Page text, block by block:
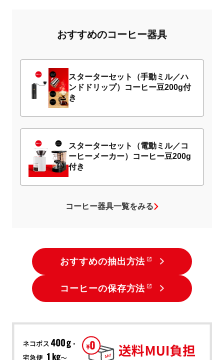
おすすめのコーヒー器具
スターターセット（手動ミル／ハ
ンドドリップ）コーヒー豆200g付
き
スターターセット（電動ミル／コ
ーヒーメーカー）コーヒー豆200g
付き
コーヒー器具一覧をみる
おすすめの抽出方法
コーヒーの保存方法